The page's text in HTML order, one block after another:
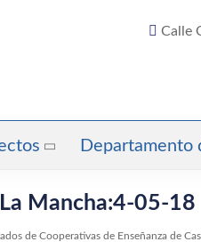
Calle
Departamento
Mancha:4-05-18
de Cooperativas de Enseñanza de